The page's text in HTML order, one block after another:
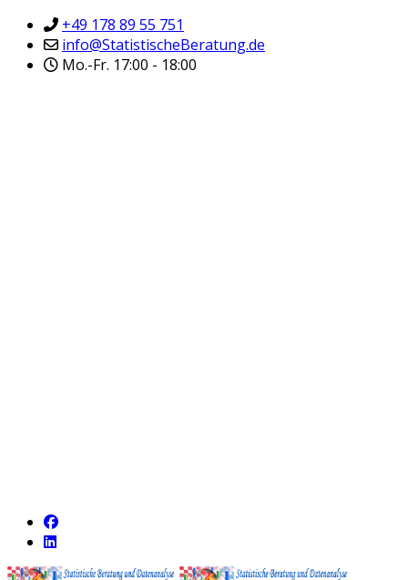
+49 178 89 55 751
info@StatistischeBeratung.de
Mo.-Fr. 17:00 - 18:00